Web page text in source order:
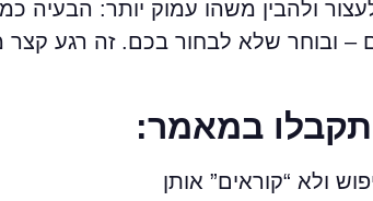
לעצור ולהבין משהו עמוק יותר:
– ובוחר שלא לבחור בכם. זה רגע
תקבלו במאמר:
ולא “קוראים” אותן